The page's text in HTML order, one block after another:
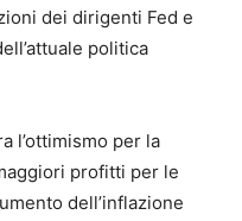
dei dirigenti Fed e
politica
l’ottimismo per la
profitti per le
dell’inflazione